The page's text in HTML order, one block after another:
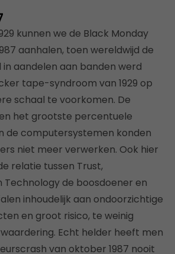
kunnen we de Black Monday
aanhalen, toen wereldwijd de
aandelen aan banden werd
tape-syndroom van 1929 op
schaal te voorkomen. De
het grootste percentuele
de computersystemen konden
niet meer verwerken. Ook hier
relatie tussen Trust,
Technology de boosdoener en
inhoudelijk aan ondoorzichtige
en groot risico, te weinig
Echt helder heeft men
van oktober 1987 nooit